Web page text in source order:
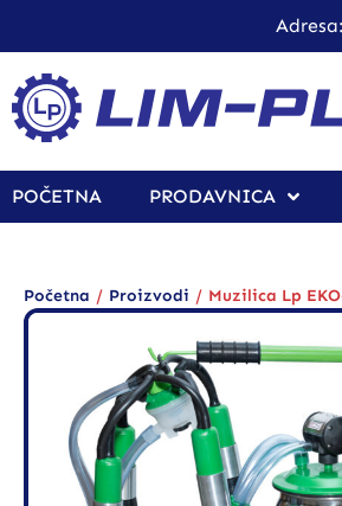
POČETNA PRODAVNICA
Početna / Proizvodi / Muzilica Lp